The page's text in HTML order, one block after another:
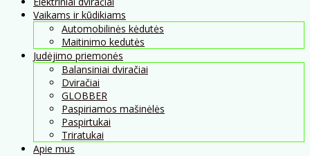
Vaikams ir kūdikiams
Automobilinės kėdutės
Maitinimo kedutės
Judėjimo priemonės
Balansiniai dviračiai
Dviračiai
GLOBBER
Paspiriamos mašinėlės
Paspirtukai
Triratukai
Apie mus